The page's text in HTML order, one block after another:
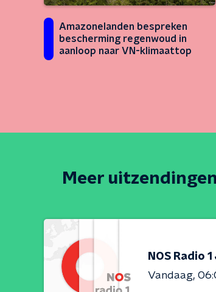
Amazonelanden bespreken
bescherming regenwoud in
aanloop naar VN-klimaattop
Meer uitzendingen
NOS Radio
Vandaag